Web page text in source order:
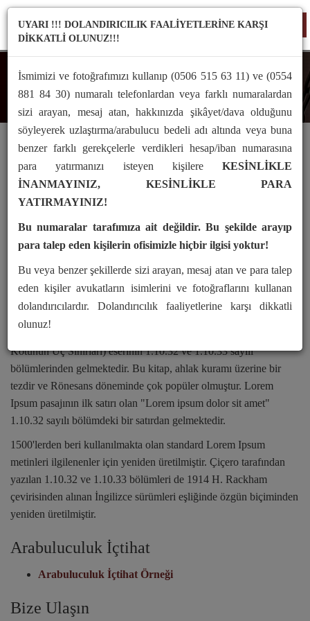
UYARI !!! DOLANDIRICILIK FAALİYETLERİNE KARŞI
DİKKATLİ OLUNUZ!!!
İsmimizi ve fotoğrafımızı kullanıp (0506 515 63 11) ve (0554
881 84 30) numaralı telefonlardan veya farklı numaralardan
sizi arayan, mesaj atan, hakkınızda şikâyet/dava olduğunu
söyleyerek uzlaştırma/arabulucu bedeli adı altında veya buna
benzer farklı gerekçelerle verdikleri hesap/iban numarasına
para yatırmanızı isteyen kişilere KESİNLİKLE
İNANMAYINIZ, KESİNLİKLE PARA
YATIRMAYINIZ!
Bu numaralar tarafımıza ait değildir. Bu şekilde arayıp
para talep eden kişilerin ofisimizle hiçbir ilgisi yoktur!
Bu veya benzer şekillerde sizi arayan, mesaj atan ve para talep
eden kişiler avukatların isimlerini ve fotoğraflarını kullanan
dolandırıcılardır. Dolandırıcılık faaliyetlerine karşı dikkatli
olunuz!
Arabuluculuk İçtihat
Arabuluculuk İçtihat Örneği
edebiyatına kadar uzanan 2000 yıllık bir geçmişi vardır.
Virginia'daki Hampden-Sydney College'dan Latince profesörü
Richard McClintock, bir Lorem Ipsum pasajında geçen ve
anlaşılması en güç sözcüklerden biri olan 'consectetur'
Kötünün Uç Sınırları) eserinin 1.10.32 ve 1.10.33 sayılı
bölümlerinden gelmektedir. Bu kitap, ahlak kuramı üzerine bir
tezdir ve Rönesans döneminde çok popüler olmuştur. Lorem
Ipsum pasajının ilk satırı olan "Lorem ipsum dolor sit amet"
1.10.32 sayılı bölümdeki bir satırdan gelmektedir.
1500'lerden beri kullanılmakta olan standard Lorem Ipsum
metinleri ilgilenenler için yeniden üretilmiştir. Çiçero tarafından
yazılan 1.10.32 ve 1.10.33 bölümleri de 1914 H. Rackham
çevirisinden alınan İngilizce sürümleri eşliğinde özgün biçiminden
yeniden üretilmiştir.
Arabuluculuk İçtihat
Arabuluculuk İçtihat Örneği
Bize Ulaşın